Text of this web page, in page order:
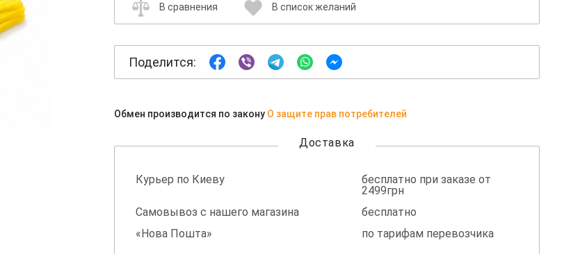
В сравнения В список желаний
Поделится:
Обмен производится по закону О защите прав потребителей
Доставка
Курьер по Киеву
бесплатно при заказе от
2499грн
Самовывоз с нашего магазина
бесплатно
«Нова Пошта»
по тарифам перевозчика